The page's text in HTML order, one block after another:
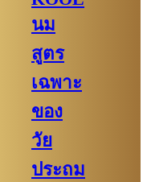
นม
สูตร
เฉพาะ
ของ
วัย
ประถม